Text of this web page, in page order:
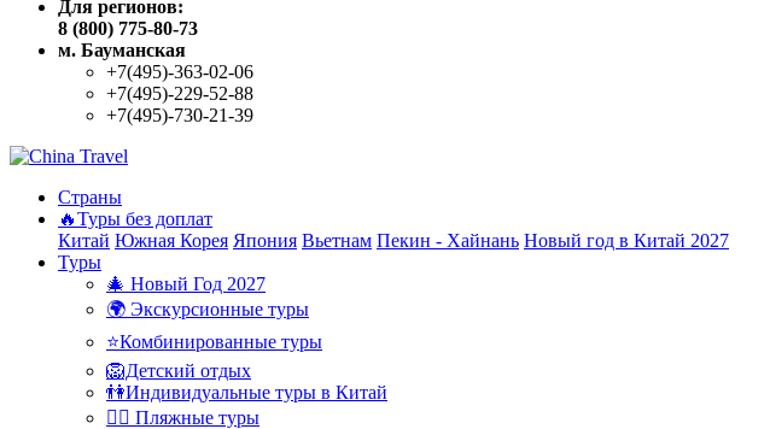
Для регионов:
8 (800) 775-80-73
м. Бауманская
+7(495)-363-02-06
+7(495)-229-52-88
+7(495)-730-21-39
Страны
🔥Туры без доплат
Китай Южная Корея Япония Вьетнам Пекин - Хайнань Новый год в Китай 2027
Туры
🎄 Новый Год 2027
🌍 Экскурсионные туры
⭐Комбинированные туры
🦁Детский отдых
👫Индивидуальные туры в Китай
🏊‍♂ Пляжные туры